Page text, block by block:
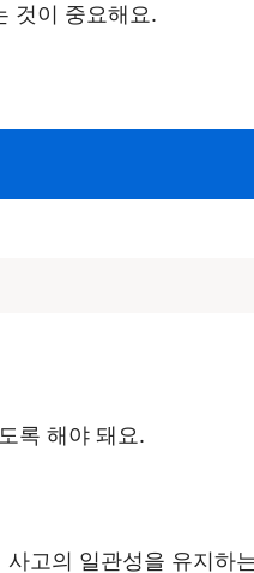
것이 중요해요.
록 해야 돼요.
고의 일관성을 유지하